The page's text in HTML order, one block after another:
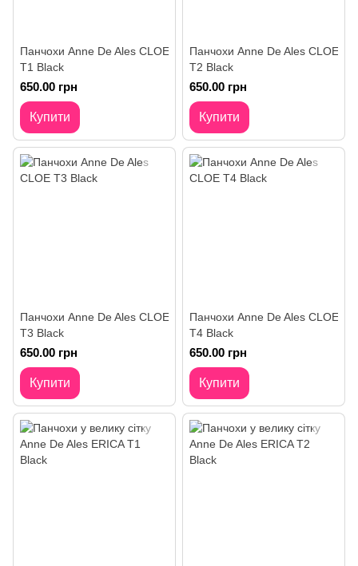
Панчохи Anne De Ales CLOE
T1 Black
650.00 грн
Купити
Панчохи Anne De Ales CLOE
T2 Black
650.00 грн
Купити
Панчохи Anne De Ales CLOE
T3 Black
650.00 грн
Купити
Панчохи Anne De Ales CLOE
T4 Black
650.00 грн
Купити